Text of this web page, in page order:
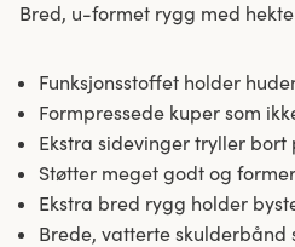
Bred, u-formet rygg med
Funksjonsstoffet holder
Formpressede kuper som
Ekstra sidevinger tryller bort
Støtter meget godt og
Ekstra bred rygg holder
Brede, vatterte skulderbånd